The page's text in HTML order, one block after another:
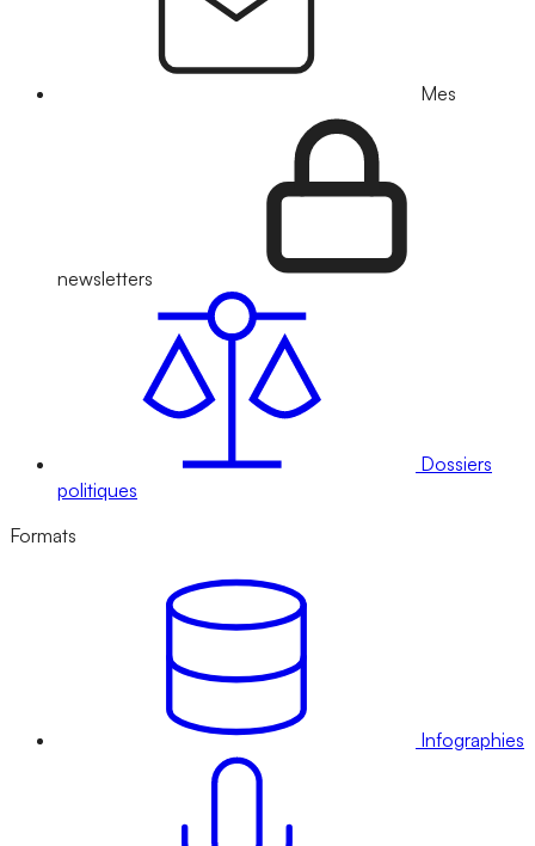
Mes
newsletters
Dossiers
politiques
Formats
Infographies